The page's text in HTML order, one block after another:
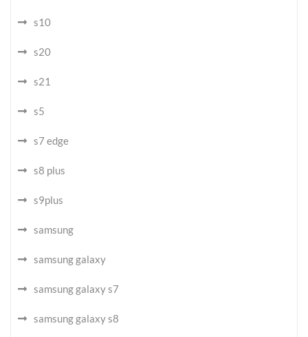
s10
s20
s21
s5
s7 edge
s8 plus
s9plus
samsung
samsung galaxy
samsung galaxy s7
samsung galaxy s8